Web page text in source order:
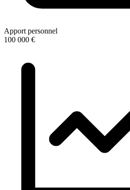
Apport personnel
100 000 €